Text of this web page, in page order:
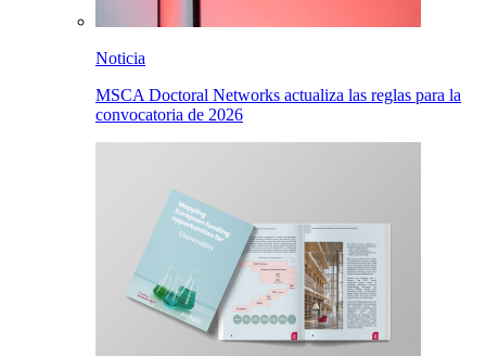
Noticia
MSCA Doctoral Networks actualiza las reglas para la
convocatoria de 2026